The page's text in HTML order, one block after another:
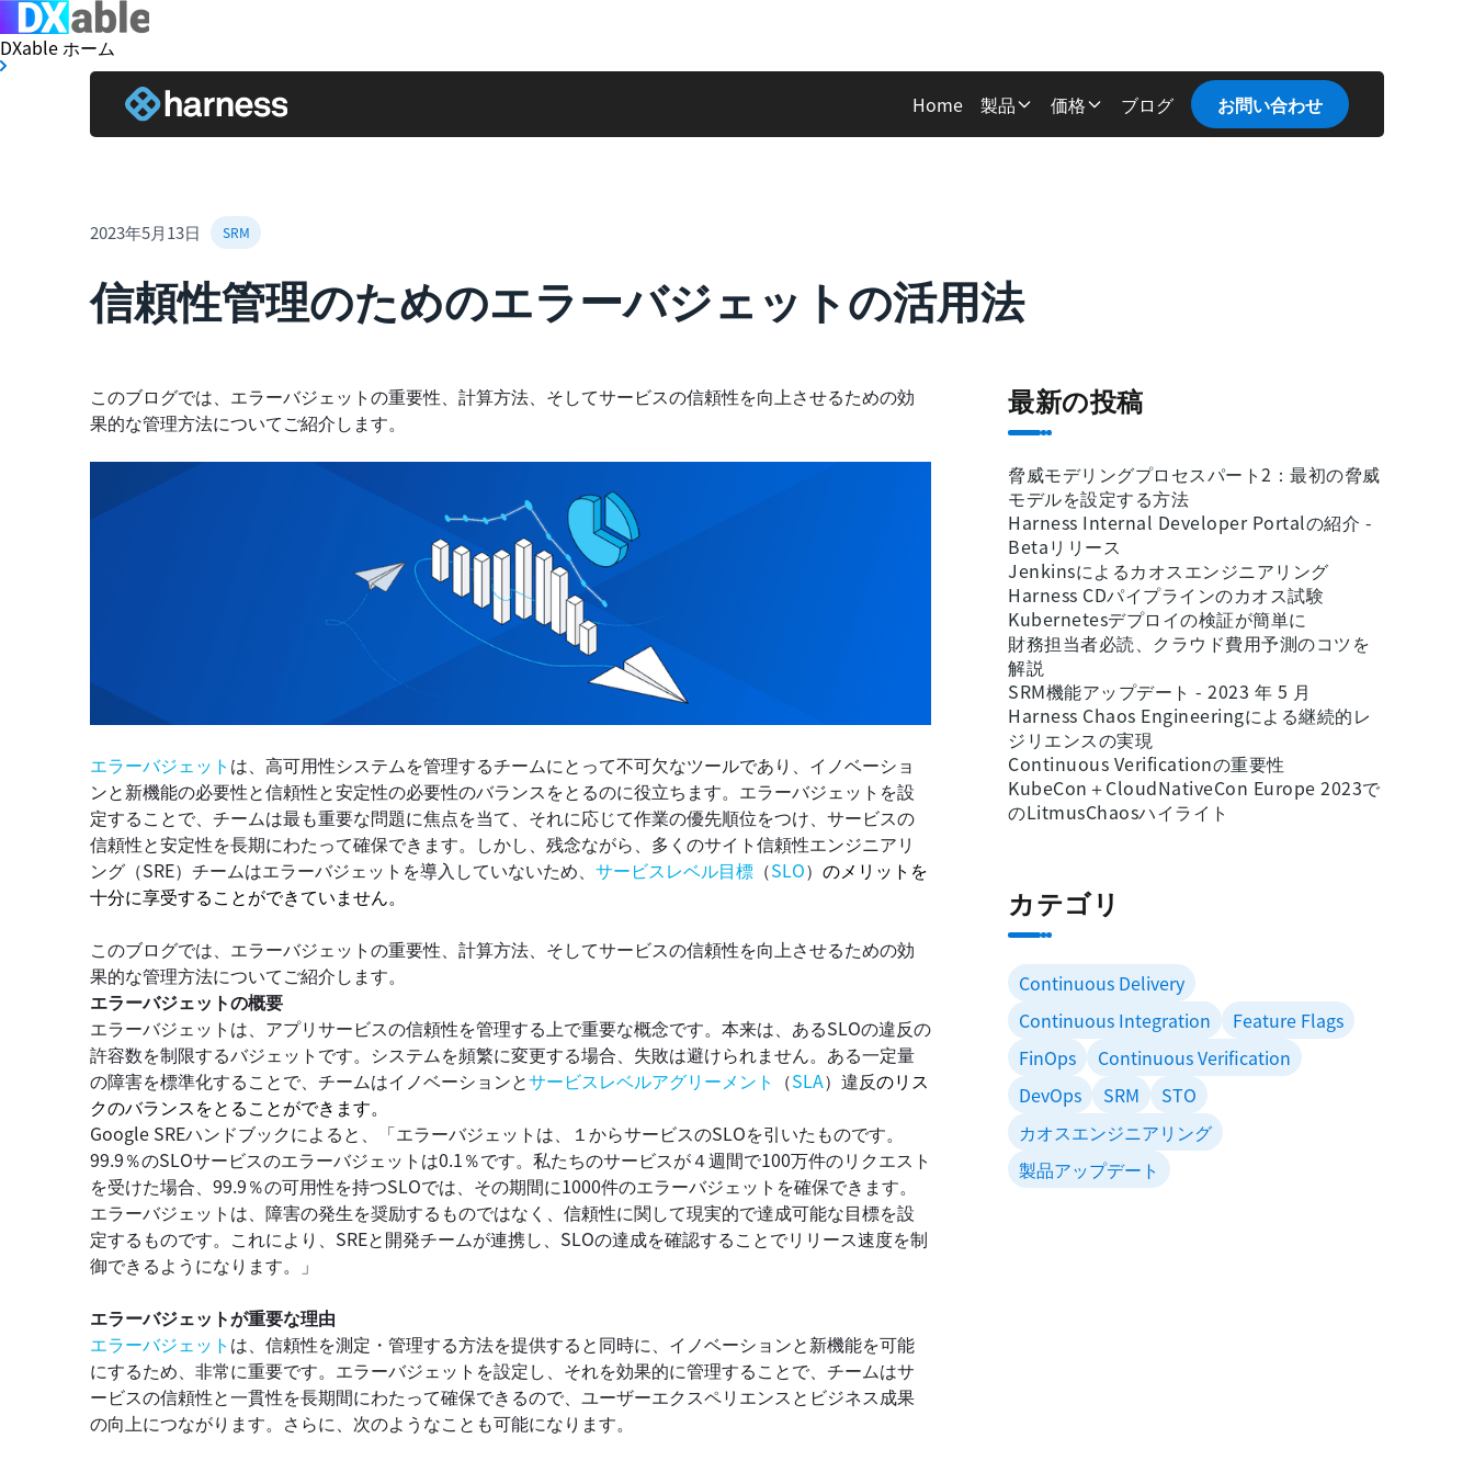
DXable ホーム
Home 製品 価格 ブログ お問い合わせ
2023年5月13日 SRM
信頼性管理のためのエラーバジェットの活用法
このブログでは、エラーバジェットの重要性、計算方法、そしてサービスの信頼性を向上させるための効
果的な管理方法についてご紹介します。
エラーバジェット は、高可用性システムを管理するチームにとって不可欠なツールであり、イノベーショ
ンと新機能の必要性と信頼性と安定性の必要性のバランスをとるのに役立ちます。エラーバジェットを設
定することで、チームは最も重要な問題に焦点を当て、それに応じて作業の優先順位をつけ、サービスの
信頼性と安定性を長期にわたって確保できます。しかし、残念ながら、多くのサイト信頼性エンジニアリ
ング（SRE）チームはエラーバジェットを導入していないため、 サービスレベル目標 （SLO） のメリットを
十分に享受することができていません。
このブログでは、エラーバジェットの重要性、計算方法、そしてサービスの信頼性を向上させるための効
果的な管理方法についてご紹介します。
エラーバジェットの概要
エラーバジェットは、アプリサービスの信頼性を管理する上で重要な概念です。本来は、あるSLOの違反の
許容数を制限するバジェットです。システムを頻繁に変更する場合、失敗は避けられません。ある一定量
の障害を標準化することで、チームはイノベーションとサービスレベルアグリーメント （SLA）違反のリス
クのバランスをとることができます。
Google SREハンドブックによると、「エラーバジェットは、１からサービスのSLOを引いたものです。
99.9％のSLOサービスのエラーバジェットは0.1％です。私たちのサービスが４週間で100万件のリクエスト
を受けた場合、99.9％の可用性を持つSLOでは、その期間に1000件のエラーバジェットを確保できます。
エラーバジェットは、障害の発生を奨励するものではなく、信頼性に関して現実的で達成可能な目標を設
定するものです。これにより、SREと開発チームが連携し、SLOの達成を確認することでリリース速度を制
御できるようになります。」
エラーバジェットが重要な理由
エラーバジェット は、信頼性を測定・管理する方法を提供すると同時に、イノベーションと新機能を可能
にするため、非常に重要です。エラーバジェットを設定し、それを効果的に管理することで、チームはサ
ービスの信頼性と一貫性を長期間にわたって確保できるので、ユーザーエクスペリエンスとビジネス成果
の向上につながります。さらに、次のようなことも可能になります。
最新の投稿
脅威モデリングプロセスパート2：最初の脅威
モデルを設定する方法
Harness Internal Developer Portalの紹介 -
Betaリリース
Jenkinsによるカオスエンジニアリング
Harness CDパイプラインのカオス試験
Kubernetesデプロイの検証が簡単に
財務担当者必読、クラウド費用予測のコツを
解説
SRM機能アップデート - 2023 年 5 月
Harness Chaos Engineeringによる継続的レ
ジリエンスの実現
Continuous Verificationの重要性
KubeCon＋CloudNativeCon Europe 2023で
のLitmusChaosハイライト
カテゴリ
Continuous Delivery
Continuous Integration
Feature Flags
FinOps
Continuous Verification
DevOps
SRM
STO
カオスエンジニアリング
製品アップデート